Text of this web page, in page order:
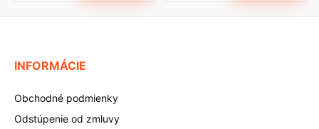
INFORMÁCIE
Obchodné podmienky
Odstúpenie od zmluvy